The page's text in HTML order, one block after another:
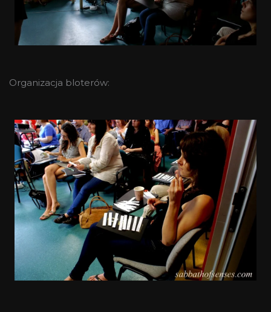
Organizacja bloterów: